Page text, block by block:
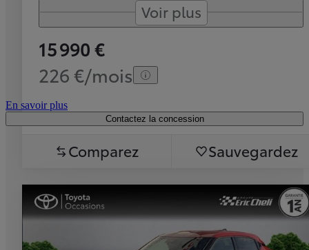
Voir plus
15 990 €
226 €/mois
En savoir plus
Contactez la concession
Comparez Sauvegardez